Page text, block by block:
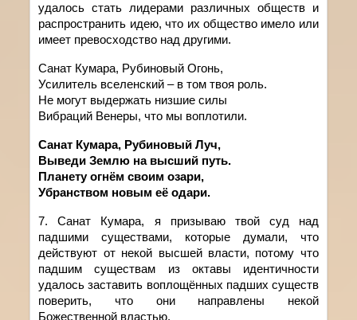
удалось стать лидерами различных обществ и
распространить идею, что их общество имело или
имеет превосходство над другими.
Санат Кумара, Рубиновый Огонь,
Усилитель вселенский – в том твоя роль.
Не могут выдержать низшие силы
Вибраций Венеры, что мы воплотили.
Санат Кумара, Рубиновый Луч,
Выведи Землю на высший путь.
Планету огнём своим озари,
Убранством новым её одари.
7. Санат Кумара, я призываю твой
суд над
падшими существами, которые думали, что
действуют от некой высшей власти, потому что
падшим существам из октавы идентичности
удалось заставить воплощённых падших существ
поверить, что они направлены некой
Божественной властью.